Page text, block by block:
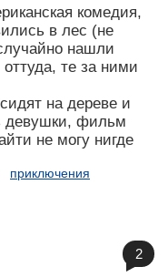
комедия,
в лес (не
нашли
те за ними
на дереве и
девушки, фильм
не могу нигде
приключения
2